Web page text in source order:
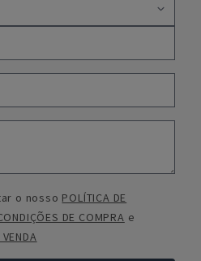
o nosso POLÍTICA DE
DE COMPRA e